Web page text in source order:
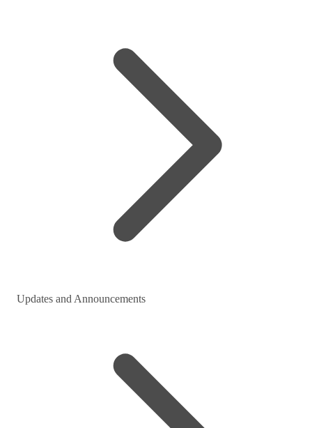
Updates and Announcements